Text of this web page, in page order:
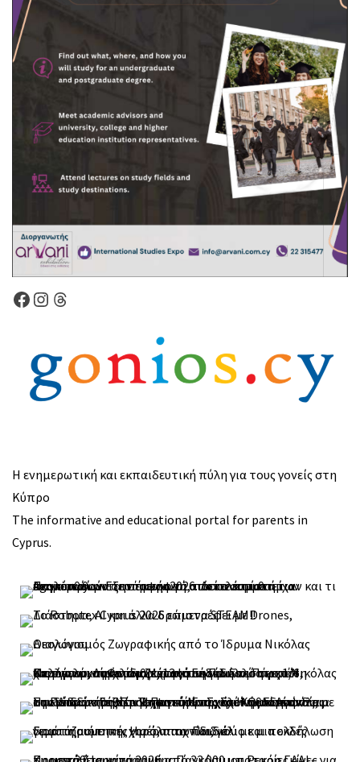
Facebook
Instagram
Νήματα
Η ενημερωτική και εκπαιδευτική πύλη για τους γονείς στη
Κύπρο
The informative and educational portal for parents in
Cyprus.